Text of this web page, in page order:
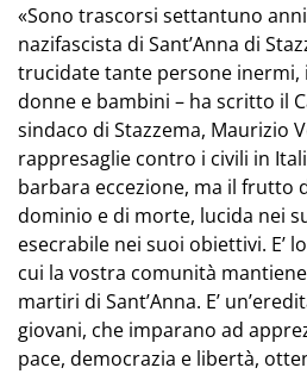
«Sono trascorsi settantuno
nazifascista di Sant’Anna di
trucidate tante persone inermi,
donne e bambini – ha scritto il
sindaco di Stazzema, Maurizio
rappresaglie contro i civili in
barbara eccezione, ma il frutto
dominio e di morte, lucida nei
esecrabile nei suoi obiettivi. E’
cui la vostra comunità
martiri di Sant’Anna. E’
giovani, che imparano ad
pace, democrazia e libertà,